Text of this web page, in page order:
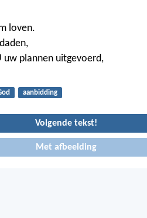
loven.
uw plannen uitgevoerd,
aanbidding
Volgende tekst!
Met afbeelding